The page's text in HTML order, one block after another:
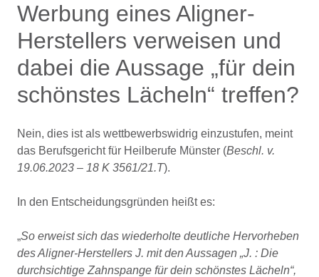
Werbung eines Aligner-
Herstellers verweisen und
dabei die Aussage „für dein
schönstes Lächeln“ treffen?
Nein, dies ist als wettbewerbswidrig einzustufen, meint
das Berufsgericht für Heilberufe Münster (Beschl. v.
19.06.2023 – 18 K 3561/21.T).
In den Entscheidungsgründen heißt es:
„So erweist sich das wiederholte deutliche Hervorheben
des Aligner-Herstellers J. mit den Aussagen „J. : Die
durchsichtige Zahnspange für dein schönstes Lächeln“,